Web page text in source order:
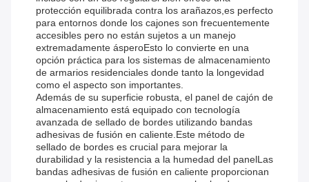
protección equilibrada contra los arañazos,es perfecto
para entornos donde los cajones son frecuentemente
accesibles pero no están sujetos a un manejo
extremadamente ásperoEsto lo convierte en una
opción práctica para los sistemas de almacenamiento
de armarios residenciales donde tanto la longevidad
como el aspecto son importantes.
Además de su superficie robusta, el panel de cajón de
almacenamiento está equipado con tecnología
avanzada de sellado de bordes utilizando bandas
adhesivas de fusión en caliente.Este método de
sellado de bordes es crucial para mejorar la
durabilidad y la resistencia a la humedad del panelLas
bandas adhesivas de fusión en caliente proporcionan